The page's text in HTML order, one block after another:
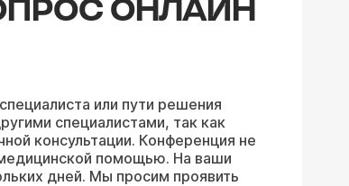
ОНЛАЙН
или пути решения
специалистами, так как
консультации. Конференция не
помощью. На ваши
дней. Мы просим проявить